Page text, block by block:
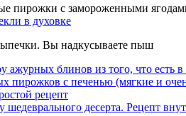
в духовке
Вы надкусываете пыш
блинов из того, что есть в
пирожков с печенью (мягкие и
рецепт
десерта. Рецепт